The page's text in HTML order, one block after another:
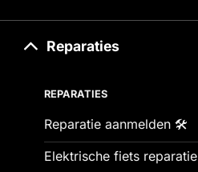
Reparaties
REPARATIES
Reparatie aanmelden 🛠️
Elektrische fiets reparatie